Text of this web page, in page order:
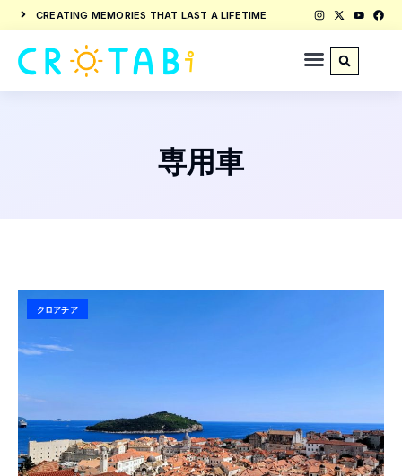
CREATING MEMORIES THAT LAST A LIFETIME
専用車
クロアチア